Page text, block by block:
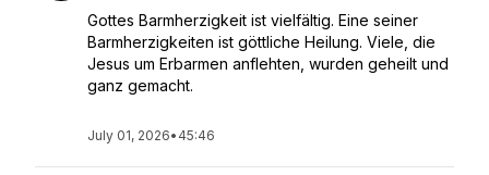
Gottes Barmherzigkeit ist vielfältig. Eine seiner
Barmherzigkeiten ist göttliche Heilung. Viele, die
Jesus um Erbarmen anflehten, wurden geheilt und
ganz gemacht.
July 01, 2026• 45:46